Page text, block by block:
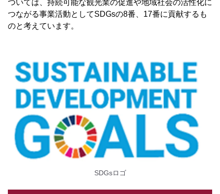
ついては、持続可能な観光業の促進や地域社会の活性化に
つながる事業活動としてSDGsの8番、17番に貢献するも
のと考えています。
SDGsロゴ